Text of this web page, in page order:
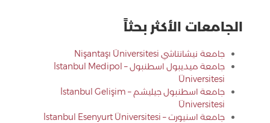
الجامعات الأكثر بحثاً
جامعة نيشانتاشي Nişantaşı Üniversitesi
جامعة ميديبول اسطنبول – İstanbul Medipol
Üniversitesi
جامعة اسطنبول جيليشم – İstanbul Gelişim
Üniversitesi
جامعة اسنيورت – İstanbul Esenyurt Üniversitesi